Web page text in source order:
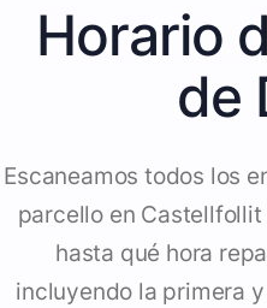
Horario
de
Escaneamos todos los
parcello en
hasta qué hora
incluyendo la primera